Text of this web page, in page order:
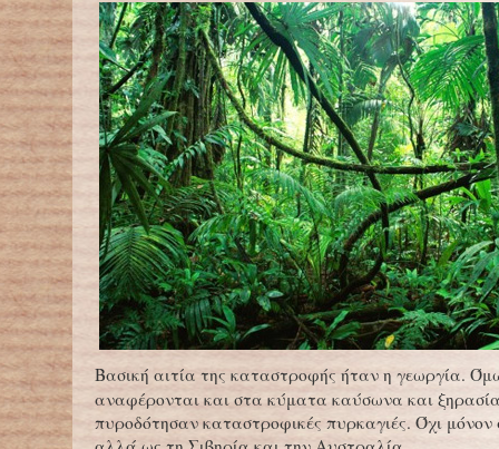
Βασική αιτία της καταστροφής ήταν η γεωργία.
αναφέρονται και στα κύματα καύσωνα και
πυροδότησαν καταστροφικές πυρκαγιές. Όχι μόνον